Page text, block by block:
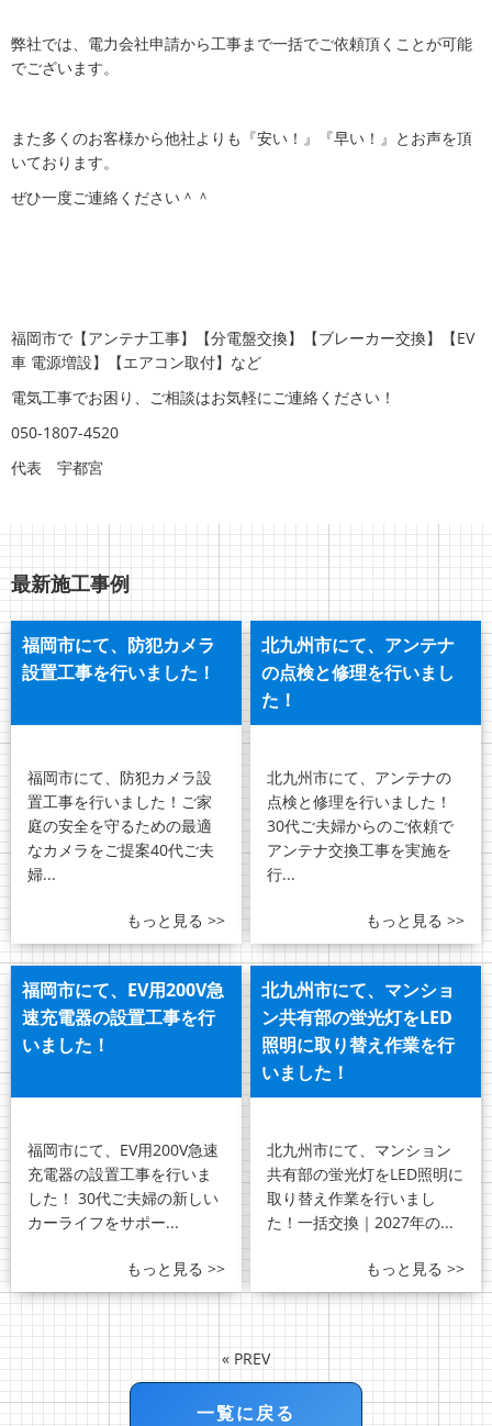
弊社では、電力会社申請から工事まで一括でご依頼頂くことが可能
でございます。
また多くのお客様から他社よりも『安い！』『早い！』とお声を頂
いております。
ぜひ一度ご連絡ください＾＾
福岡市で【アンテナ工事】【分電盤交換】【ブレーカー交換】【EV
車 電源増設】【エアコン取付】など
電気工事でお困り、ご相談はお気軽にご連絡ください！
050-1807-4520
代表 宇都宮
最新施工事例
福岡市にて、防犯カメラ
設置工事を行いました！
福岡市にて、防犯カメラ設
置工事を行いました！ご家
庭の安全を守るための最適
なカメラをご提案40代ご夫
婦...
もっと見る >>
北九州市にて、アンテナ
の点検と修理を行いまし
た！
北九州市にて、アンテナの
点検と修理を行いました！
30代ご夫婦からのご依頼で
アンテナ交換工事を実施を
行...
もっと見る >>
福岡市にて、EV用200V急
速充電器の設置工事を行
いました！
福岡市にて、EV用200V急速
充電器の設置工事を行いま
した！ 30代ご夫婦の新しい
カーライフをサポー...
もっと見る >>
北九州市にて、マンショ
ン共有部の蛍光灯をLED
照明に取り替え作業を行
いました！
北九州市にて、マンション
共有部の蛍光灯をLED照明に
取り替え作業を行いまし
た！一括交換｜2027年の...
もっと見る >>
« PREV
一覧に戻る